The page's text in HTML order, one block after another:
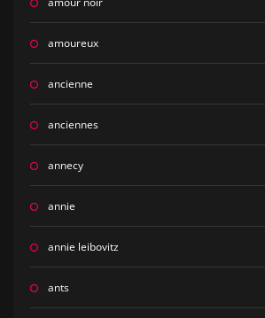
amoureux
ancienne
anciennes
annecy
annie
annie leibovitz
ants